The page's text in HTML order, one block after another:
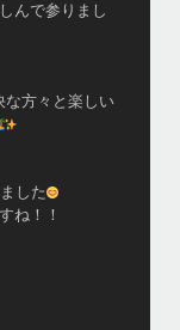
ッチングツア
会社さんのチ
すが有難い事に
ラを観察する
て間も無い子
神秘的でした